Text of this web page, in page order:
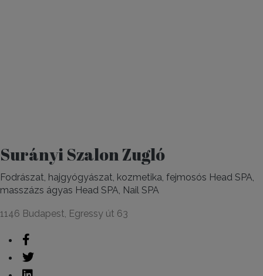
Surányi Szalon Zugló
Fodrászat, hajgyógyászat, kozmetika, fejmosós Head SPA,
masszázs ágyas Head SPA, Nail SPA
1146 Budapest, Egressy út 63